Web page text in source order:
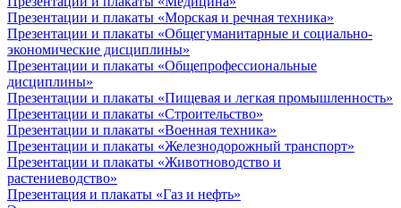
Презентации и плакаты «Морская и речная техника»
Презентации и плакаты «Общегуманитарные и социально-
экономические дисциплины»
Презентации и плакаты «Общепрофессиональные
дисциплины»
Презентации и плакаты «Пищевая и легкая промышленность»
Презентации и плакаты «Строительство»
Презентации и плакаты «Военная техника»
Презентации и плакаты «Железнодорожный транспорт»
Презентации и плакаты «Животноводство и
растениеводство»
Презентация и плакаты «Газ и нефть»